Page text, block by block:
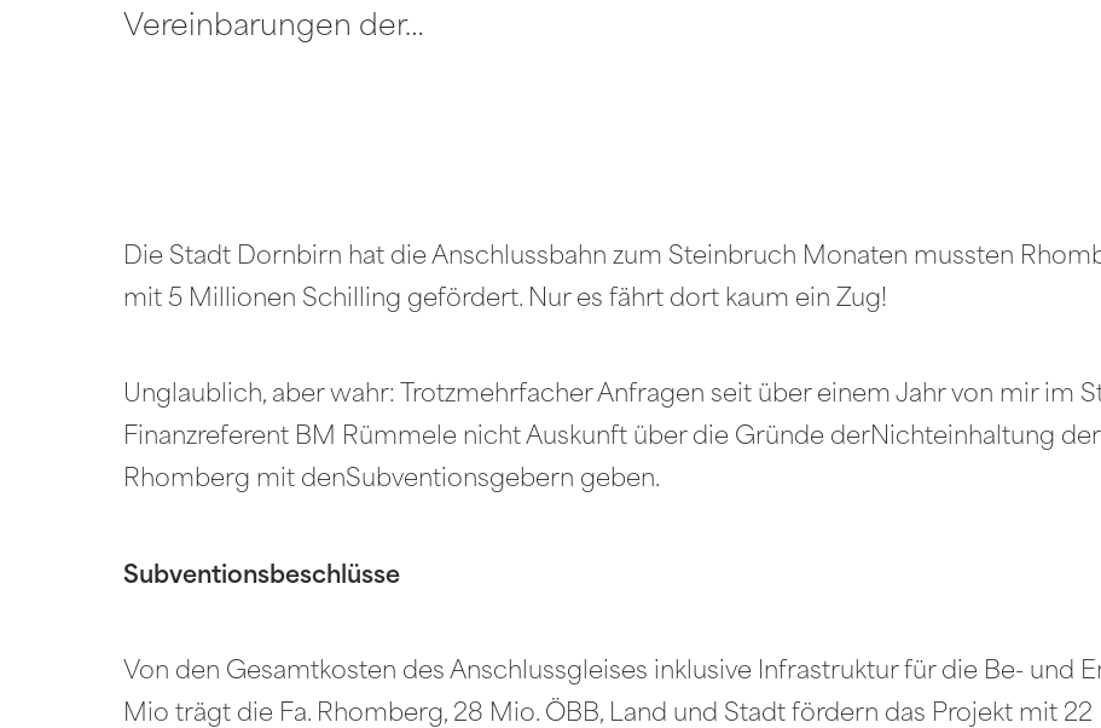
Vereinbarungen der…
Die Stadt Dornbirn hat die Anschlussbahn zum Steinbruch Monaten mussten
mit 5 Millionen Schilling gefördert. Nur es fährt dort kaum ein Zug!
Unglaublich, aber wahr: Trotzmehrfacher Anfragen seit über einem Jahr von mir im
Finanzreferent BM Rümmele nicht Auskunft über die Gründe derNichteinhaltung
Rhomberg mit denSubventionsgebern geben.
Subventionsbeschlüsse
Von den Gesamtkosten des Anschlussgleises inklusive Infrastruktur für die Be- und
Mio trägt die Fa. Rhomberg, 28 Mio. ÖBB, Land und Stadt fördern das Projekt mit 22